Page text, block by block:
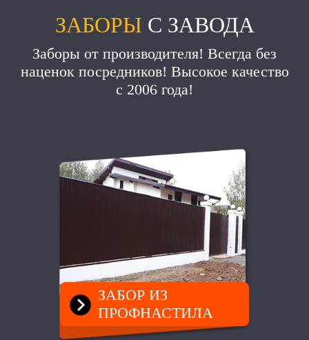
ЗАБОРЫ С ЗАВОДА
Заборы от производителя! Всегда без
наценок посредников! Высокое качество
с 2006 года!
ЗАБОР ИЗ
ПРОФНАСТИЛА